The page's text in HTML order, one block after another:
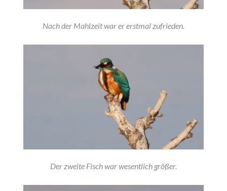
Nach der Mahlzeit war er erstmal zufrieden.
Der zweite Fisch war wesentlich größer.